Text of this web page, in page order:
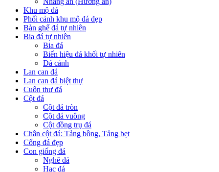
Khu mộ đá
Phối cảnh khu mộ đá đẹp
Bàn ghế đá tự nhiên
Bia đá tự nhiên
Bia đá
Biển hiệu đá khối tự nhiên
Đá cảnh
Lan can đá
Lan can đá biệt thự
Cuốn thư đá
Cột đá
Cột đá tròn
Cột đá vuông
Cột đồng trụ đá
Chân cột đá: Tảng bồng, Tảng bẹt
Cổng đá đẹp
Con giống đá
Nghê đá
Hạc đá